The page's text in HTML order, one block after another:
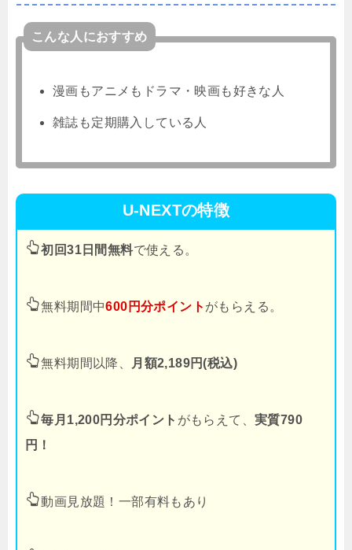
こんな人におすすめ
漫画もアニメもドラマ・映画も好きな人
雑誌も定期購入している人
U-NEXTの特徴
初回31日間無料で使える。
無料期間中600円分ポイント がもらえる。
無料期間以降、 月額2,189円(税込)
毎月1,200円分ポイント がもらえて、実質790
円！
動画見放題！一部有料もあり